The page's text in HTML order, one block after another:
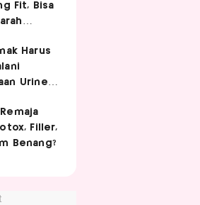
Fit, Bisa
Harus
Urine,
Filler,
Benang?